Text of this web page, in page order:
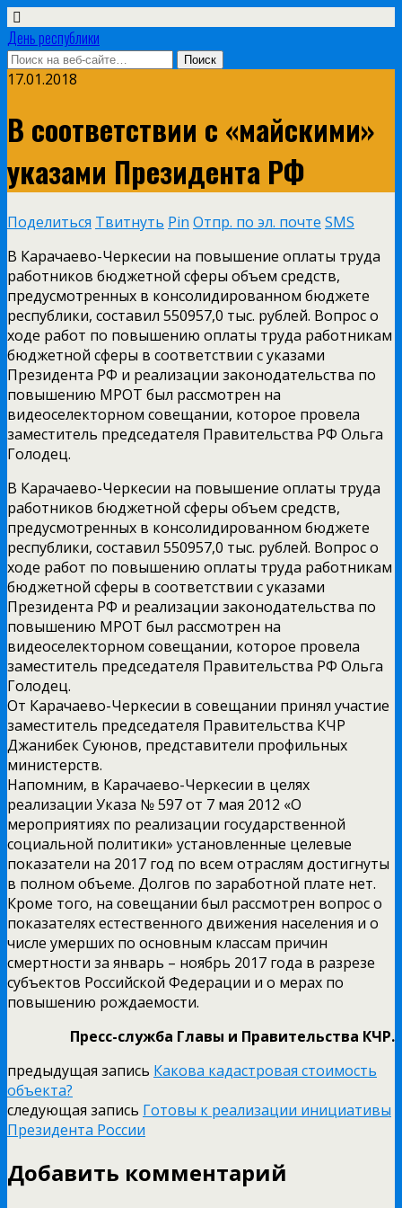
День республики
17.01.2018
В соответствии с «майскими»
указами Президента РФ
Поделиться Твитнуть Pin Отпр. по эл. почте SMS
В Карачаево-Черкесии на повышение оплаты труда
работников бюджетной сферы объем средств,
предусмотренных в консолидированном бюджете
республики, составил 550957,0 тыс. рублей. Вопрос о
ходе работ по повышению оплаты труда работникам
бюджетной сферы в соответствии с указами
Президента РФ и реализации законодательства по
повышению МРОТ был рассмотрен на
видеоселекторном совещании, которое провела
заместитель председателя Правительства РФ Ольга
Голодец.
В Карачаево-Черкесии на повышение оплаты труда
работников бюджетной сферы объем средств,
предусмотренных в консолидированном бюджете
республики, составил 550957,0 тыс. рублей. Вопрос о
ходе работ по повышению оплаты труда работникам
бюджетной сферы в соответствии с указами
Президента РФ и реализации законодательства по
повышению МРОТ был рассмотрен на
видеоселекторном совещании, которое провела
заместитель председателя Правительства РФ Ольга
Голодец.
От Карачаево-Черкесии в совещании принял участие
заместитель председателя Правительства КЧР
Джанибек Суюнов, представители профильных
министерств.
Напомним, в Карачаево-Черкесии в целях
реализации Указа № 597 от 7 мая 2012 «О
мероприятиях по реализации государственной
социальной политики» установленные целевые
показатели на 2017 год по всем отраслям достигнуты
в полном объеме. Долгов по заработной плате нет.
Кроме того, на совещании был рассмотрен вопрос о
показателях естественного движения населения и о
числе умерших по основным классам причин
смертности за январь – ноябрь 2017 года в разрезе
субъектов Российской Федерации и о мерах по
повышению рождаемости.
Пресс-служба Главы и Правительства КЧР.
предыдущая запись Какова кадастровая стоимость
объекта?
следующая запись Готовы к реализации инициативы
Президента России
Добавить комментарий